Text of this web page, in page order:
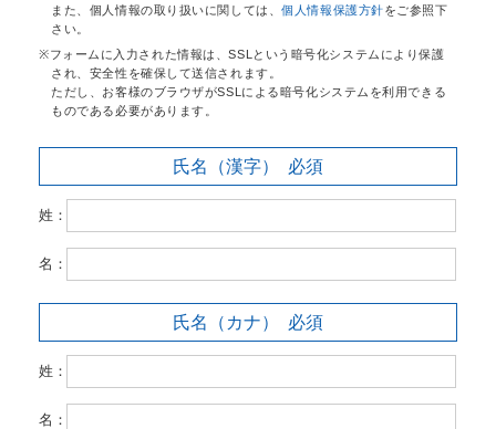
また、個人情報の取り扱いに関しては、個人情報保護方針をご参照下
さい。
フォームに入力された情報は、SSLという暗号化システムにより保護
され、安全性を確保して送信されます。
ただし、お客様のブラウザがSSLによる暗号化システムを利用できる
ものである必要があります。
氏名（漢字） 必須
姓：
名：
氏名（カナ） 必須
姓：
名：